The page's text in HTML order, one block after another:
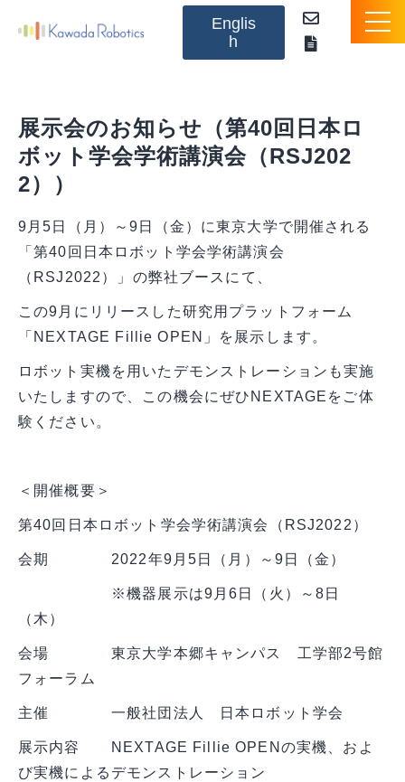
Englis
h
製品のご紹介
オプション
お知らせ
Q&A
展示会のお知らせ（第40回日本ロ
ボット学会学術講演会（RSJ202
2））
9月5日（月）～9日（金）に東京大学で開催される
「第40回日本ロボット学会学術講演会
（RSJ2022）」の弊社ブースにて、
この9月にリリースした研究用プラットフォーム
「NEXTAGE Fillie OPEN」を展示します。
ロボット実機を用いたデモンストレーションも実施
いたしますので、この機会にぜひNEXTAGEをご体
験ください。
＜開催概要＞
第40回日本ロボット学会学術講演会（RSJ2022）
会期 2022年9月5日（月）～9日（金）
※機器展示は9月6日（火）～8日
（木）
会場 東京大学本郷キャンパス 工学部2号館
フォーラム
主催 一般社団法人 日本ロボット学会
展示内容 NEXTAGE Fillie OPENの実機、およ
び実機によるデモンストレーション